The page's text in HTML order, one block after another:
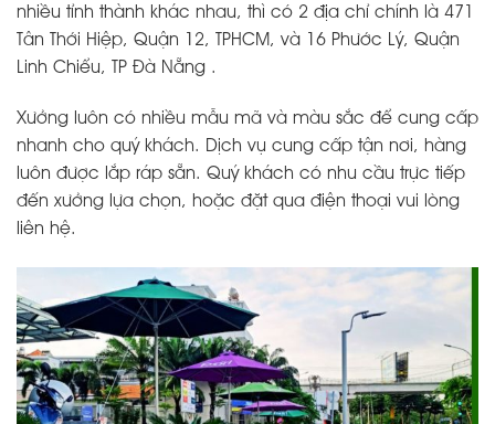
nhiều tỉnh thành khác nhau, thì có 2 địa chỉ chính là 471
Tân Thới Hiệp, Quận 12, TPHCM, và 16 Phước Lý, Quận
Linh Chiểu, TP Đà Nẵng .
Xưởng luôn có nhiều mẫu mã và màu sắc để cung cấp
nhanh cho quý khách. Dịch vụ cung cấp tận nơi, hàng
luôn được lắp ráp sẵn. Quý khách có nhu cầu trực tiếp
đến xưởng lựa chọn, hoặc đặt qua điện thoại vui lòng
liên hệ.